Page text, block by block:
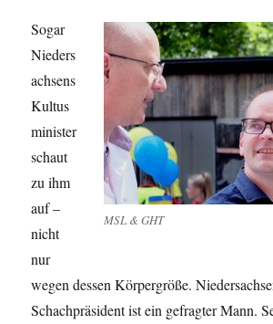
MSL & GHT
Sogar
Nieders
achsens
Kultus
minister
schaut
zu ihm
auf –
nicht
nur
wegen dessen Körpergröße.
Schachpräsident ist ein gefragter Mann.